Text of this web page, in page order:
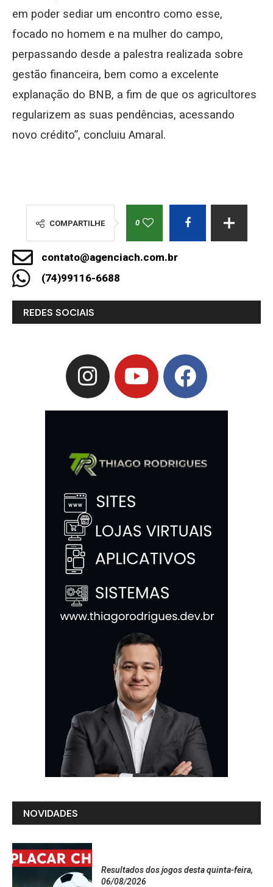
em poder sediar um encontro como esse,
focado no homem e na mulher do campo,
perpassando desde a palestra realizada sobre
gestão financeira, bem como a excelente
explanação do BNB, a fim de que os agricultores
regularizem as suas pendências, acessando
novo crédito”, concluiu Amaral.
COMPARTILHE 0
contato@agenciach.com.br
(74)99116-6688
REDES SOCIAIS
NOVIDADES
Resultados dos jogos desta quinta-feira,
06/08/2026